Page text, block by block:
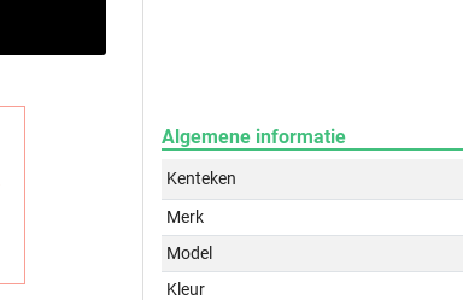
Algemene informatie
Kenteken
Merk
Model
Kleur